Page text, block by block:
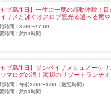
セブ島/1日】一生に一度の感動体験！
ザメと泳ぐオスロブ観光＆選べる癒
☆《日本語ガイド＆無料送迎付》（
時間：3:00〜17:00
時間：約14時間
セブ島/1日】ジンベイザメシュノーケ
マログの滝！海辺のリゾートランチ
日本語ガイド同行・朝食付き》（
時間：午前2:00〜3:00（送迎時間）
時間：約13時間